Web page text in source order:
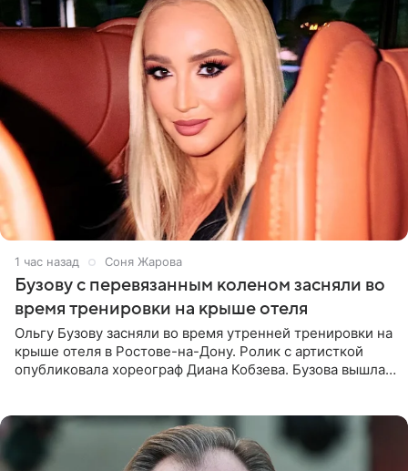
1 час назад Соня Жарова
Бузову с перевязанным коленом засняли во
время тренировки на крыше отеля
Ольгу Бузову засняли во время утренней тренировки на
крыше отеля в Ростове-на-Дону. Ролик с артисткой
опубликовала хореограф Диана Кобзева. Бузова вышла